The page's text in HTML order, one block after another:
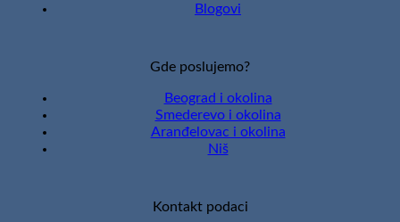
Blogovi
Gde poslujemo?
Beograd i okolina
Smederevo i okolina
Aranđelovac i okolina
Niš
Kontakt podaci